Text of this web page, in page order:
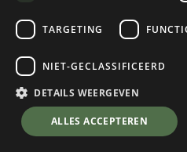
Rother
Dolomieten 1
Seiser Alm
19,95
💬 Stel je vraag over
TARGETING
NIET-GECLASSIFICEERD
DETAILS WEERGEVEN
ALLES ACCEPTEREN